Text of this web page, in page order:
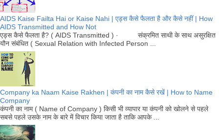
AIDS Kaise Failta Hai or Kaise Nahi | एड्स कैसे फैलता है और कैसे नहीं | How
AIDS Transmitted and How Not
एड्स कैसे फैलता है? ( AIDS Transmitted ) · संक्रमित साथी के साथ असुरक्षित
यौन संबंधित ( Sexual Relation with Infected Person ...
Company ka Naam Kaise Rakhen | कंपनी का नाम कैसे रखें | How to Name
Company
कंपनी का नाम ( Name of Company ) किसी भी व्यापार या कंपनी को खोलने से पहले
सबसे पहले उसके नाम के बारे में विचार किया जाता है ताकि आपके ...